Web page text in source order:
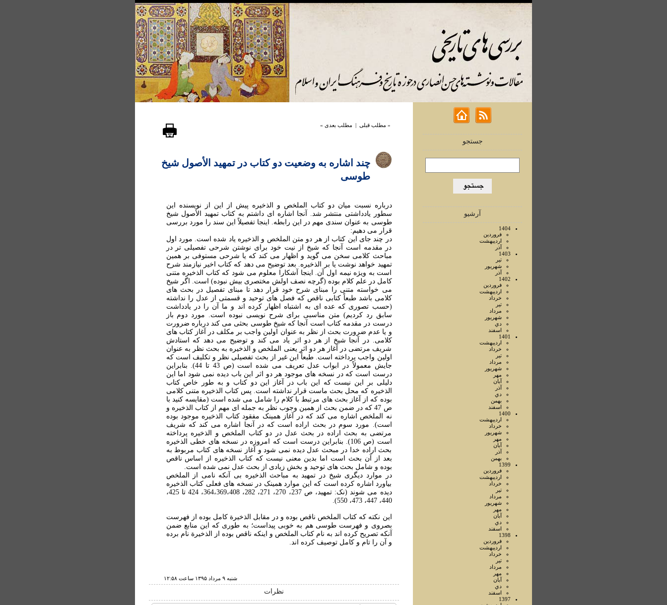
جستجو
آرشیو
1404
فروردين
ارديبهشت
آذر
1403
تير
شهريور
آذر
1402
فروردين
ارديبهشت
خرداد
تير
مرداد
شهريور
دي
اسفند
1401
ارديبهشت
خرداد
تير
مرداد
شهريور
مهر
آبان
آذر
دي
بهمن
اسفند
1400
ارديبهشت
خرداد
شهريور
مهر
آبان
آذر
بهمن
1399
فروردين
ارديبهشت
خرداد
تير
مرداد
شهريور
مهر
آبان
دي
اسفند
1398
فروردين
ارديبهشت
خرداد
تير
مرداد
مهر
آبان
دي
اسفند
1397
« مطلب قبلی | مطلب بعدی »
چند اشاره به وضعیت دو کتاب در تمهید الأصول شیخ
طوسی
درباره نسبت میان دو کتاب الملخص و الذخیره پیش از این از نویسنده این
سطور یادداشتی منتشر شد. آنجا اشاره ای داشتم به کتاب تمهید الأصول شیخ
طوسی به عنوان سندی مهم در این رابطه. اینجا تفصیلاً این سند را مورد بررسی
قرار می دهیم:
در چند جای این کتاب از هر دو متن الملخص و الذخیره یاد شده است. مورد اول
در مقدمه است آنجا که شیخ از نیت خود برای نوشتن شرحی تفصیلی تر در
مباحث کلامی سخن می گوید و اظهار می کند که یا شرحی مستوفی بر همین
تمهید خواهد نوشت یا بر الذخیره. بعد توضیح می دهد که کتاب اخیر نیازمند شرح
است به ویژه نیمه اول آن. اینجا آشکارا معلوم می شود که کتاب الذخیره متنی
کامل در علم کلام بوده (گرچه نصف اولش مختصری بیش نبوده) است. اگر شیخ
می خواسته متنی را مبنای شرح خود قرار دهد تا مبنای تفصیل در بحث های
کلامی باشد طبعاً کتابی ناقص که فصل های توحید و قسمتی از عدل را نداشته
(حسب تصوری که عده ای به اشتباه اظهار کرده اند و ما آن را در یادداشت
سابق رد کردیم) متن مناسبی برای شرح نویسی نبوده است. مورد دوم باز
درست در مقدمه کتاب است آنجا که شیخ طوسی بحثی می کند درباره ضرورت
و یا عدم ضرورت بحث از نظر به عنوان اولین واجب بر مکلف در آغاز کتاب های
کلامی. در آنجا شیخ از هر دو اثر یاد می کند و توضیح می دهد که استادش
شریف مرتضی در آغاز هر دو اثر یعنی الملخص و الذخیره به بحث نظر به عنوان
اولین واجب پرداخته است. طبعاً این غیر از بحث تفصیلی نظر و تکلیف است که
جایش معمولاً در ابواب عدل تعریف می شده است (ص 43 تا 44). بنابراین
درست است که در نسخه های موجود هر دو اثر این باب دیده نمی شود اما این
دلیلی بر این نیست که این باب در آغاز این دو کتاب و به طور خاص کتاب
الذخیره که محل بحث ماست قرار نداشته است. پس کتاب الذخیره متنی کلامی
بوده که از آغاز بحث های مرتبط با کلام را شامل می شده است (مقایسه کنید با
ص 47 که در ضمن بحث از همین وجوب نظر به جمله ای مهم از کتاب الذخیره و
نه الملخص اشاره می کند که در آغاز همینک مفقود کتاب الذخیره موجود بوده
است). مورد سوم در بحث اراده است که در آنجا اشاره می کند که شریف
مرتضی به بحث اراده در بحث عدل در دو کتاب الملخص و الذخیره پرداخته
است (ص 106). بنابراین درست است که امروزه در نسخه های خطی الذخیره
بحث اراده خدا در مبحث عدل دیده نمی شود و آغاز نسخه های کتاب مربوط به
بعد از آن بحث است اما بدین معنی نیست که کتاب الذخیره از اساس ناقص
بوده و شامل بحث های توحید و بخش زیادی از بحث عدل نمی شده است.
در موارد دیگری شیخ در تمهید به مباحث الذخیره بی آنکه نامی از الملخص
بیاورد اشاره کرده است که این موارد همینک در نسخه های فعلی کتاب الذخیره
دیده می شوند (نک: تمهید، ص 237، 270، 271، 282، 364،369،408، 424 تا 425،
440، 447، 473، 550).
این نکته که کتاب الملخص ناقص بوده و در مقابل الذخیرة كامل بوده از فهرست
بصروى و فهرست طوسى هم به خوبى پیداست؛ به طوری که این منابع ضمن
آنکه تصریح کرده اند به نام کتاب الملخص و اینکه ناقص بوده از الذخیرة نام برده
و آن را تام و کامل توصیف کرده اند.
شنبه ۹ مرداد ۱۳۹۵ ساعت ۱۲:۵۸
نظرات